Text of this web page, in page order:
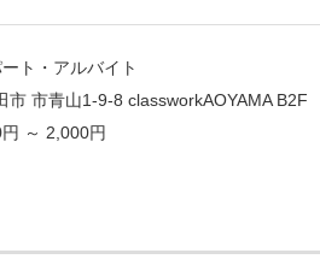
ト・アルバイト
市 市青山1-9-8 classworkAOYAMA B2F
～ 2,000円